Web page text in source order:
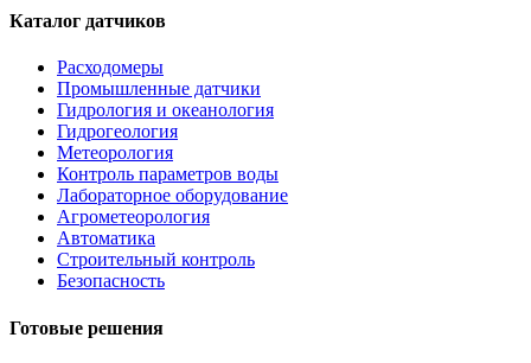
Каталог датчиков
Расходомеры
Промышленные датчики
Гидрология и океанология
Гидрогеология
Метеорология
Контроль параметров воды
Лабораторное оборудование
Агрометеорология
Автоматика
Строительный контроль
Безопасность
Готовые решения